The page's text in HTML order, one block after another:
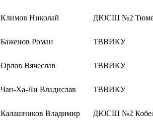
Климов Николай ДЮСШ №2
Баженов Роман ТВВИКУ
Орлов Вячеслав ТВВИКУ
Чан-Ха-Ли Владислав ТВВИКУ
Калашников Владимир ДЮСШ №2